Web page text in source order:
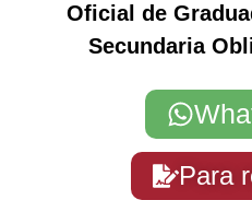
Oficial de
Secundaria
Para